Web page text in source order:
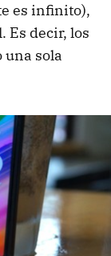
es infinito),
Es decir, los
una sola